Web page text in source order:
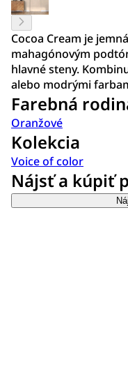
Cocoa Cream je
mahagónovým
hlavné steny.
alebo modrými
Farebná
Oranžové
Kolekcia
Voice of color
Nájsť a kúpiť